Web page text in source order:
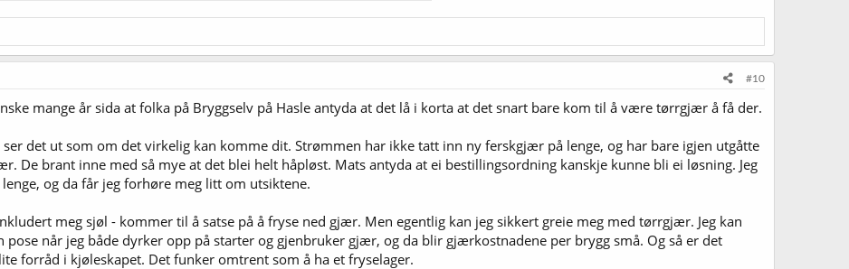
#10
mange år sida at folka på Bryggselv på Hasle antyda at det lå i korta at det snart bare kom til å være tørrgjær å få der.
ser det ut som om det virkelig kan komme dit. Strømmen har ikke tatt inn ny ferskgjær på lenge, og har bare igjen utgåtte
De brant inne med så mye at det blei helt håpløst. Mats antyda at ei bestillingsordning kanskje kunne bli ei løsning. Jeg
og da får jeg forhøre meg litt om utsiktene.
meg sjøl - kommer til å satse på å fryse ned gjær. Men egentlig kan jeg sikkert greie meg med tørrgjær. Jeg kan
pose når jeg både dyrker opp på starter og gjenbruker gjær, og da blir gjærkostnadene per brygg små. Og så er det
forråd i kjøleskapet. Det funker omtrent som å ha et fryselager.